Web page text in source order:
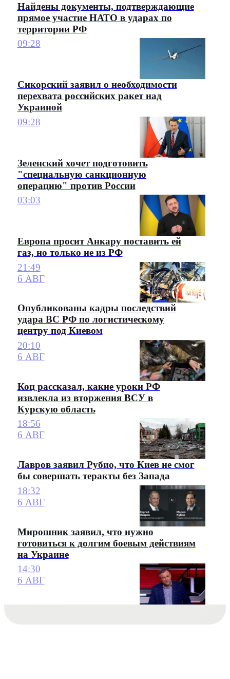
Найдены документы, подтверждающие
прямое участие НАТО в ударах по
территории РФ
09:28
Сикорский заявил о необходимости
перехвата российских ракет над
Украиной
09:28
Зеленский хочет подготовить
"специальную санкционную
операцию" против России
03:03
Европа просит Анкару поставить ей
газ, но только не из РФ
21:49
6 АВГ
Опубликованы кадры последствий
удара ВС РФ по логистическому
центру под Киевом
20:10
6 АВГ
Коц рассказал, какие уроки РФ
извлекла из вторжения ВСУ в
Курскую область
18:56
6 АВГ
Лавров заявил Рубио, что Киев не смог
бы совершать теракты без Запада
18:32
6 АВГ
Мирошник заявил, что нужно
готовиться к долгим боевым действиям
на Украине
14:30
6 АВГ